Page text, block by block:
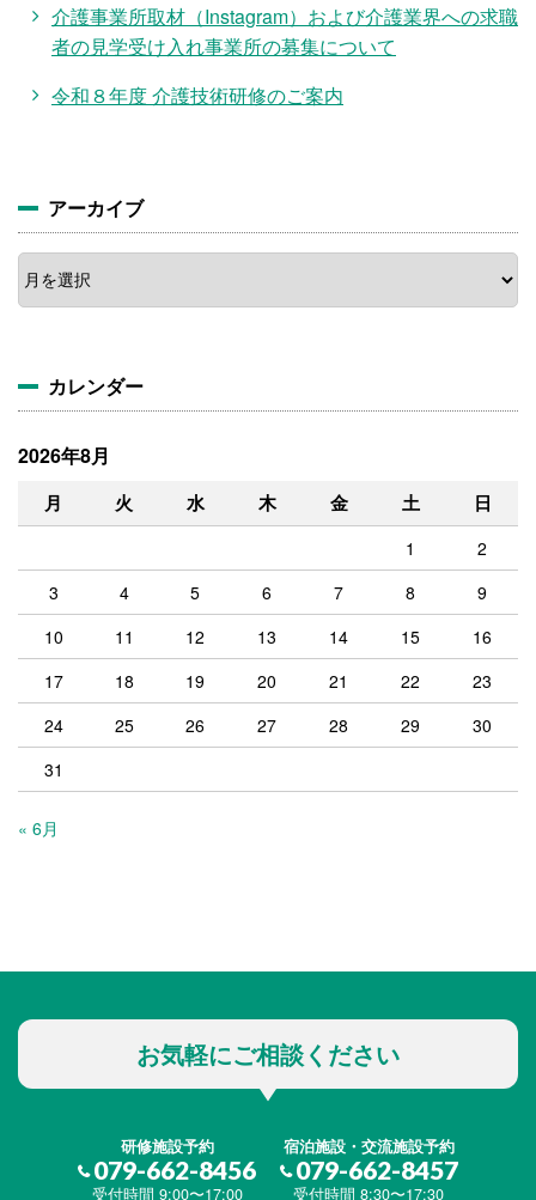
介護事業所取材（Instagram）および介護業界への求職
者の見学受け入れ事業所の募集について
令和８年度 介護技術研修のご案内
アーカイブ
ア
ー
カ
カレンダー
2026年8月
月 火 水 木 金 土 日
1
2
3
4 5 6 7 8
9
10
11 12 13 14 15
16
17
18 19 20 21 22
23
24
25 26 27 28 29
30
31
« 6月
お気軽にご相談ください
研修施設予約
079-662-8456
受付時間 9:00〜17:00
宿泊施設・交流施設予約
079-662-8457
受付時間 8:30〜17:30